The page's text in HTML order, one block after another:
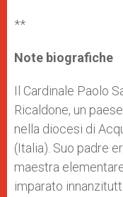
**
Note biografiche
Il Cardinale Paolo
Ricaldone, un
nella diocesi di
(Italia). Suo padre
maestra
imparato